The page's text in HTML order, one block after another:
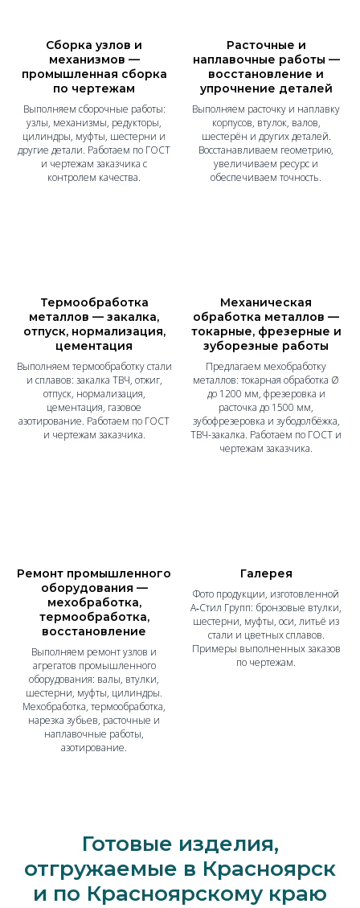
Сборка узлов и
механизмов —
промышленная сборка
по чертежам
Выполняем сборочные работы:
узлы, механизмы, редукторы,
цилиндры, муфты, шестерни и
другие детали. Работаем по ГОСТ
и чертежам заказчика с
контролем качества.
Расточные и
наплавочные работы —
восстановление и
упрочнение деталей
Выполняем расточку и наплавку
корпусов, втулок, валов,
шестерён и других деталей.
Восстанавливаем геометрию,
увеличиваем ресурс и
обеспечиваем точность.
Термообработка
металлов — закалка,
отпуск, нормализация,
цементация
Выполняем термообработку стали
и сплавов: закалка ТВЧ, отжиг,
отпуск, нормализация,
цементация, газовое
азотирование. Работаем по ГОСТ
и чертежам заказчика.
Механическая
обработка металлов —
токарные, фрезерные и
зуборезные работы
Предлагаем мехобработку
металлов: токарная обработка Ø
до 1200 мм, фрезеровка и
расточка до 1500 мм,
зубофрезеровка и зубодолбёжка,
ТВЧ-закалка. Работаем по ГОСТ и
чертежам заказчика.
Ремонт промышленного
оборудования —
мехобработка,
термообработка,
восстановление
Выполняем ремонт узлов и
агрегатов промышленного
оборудования: валы, втулки,
шестерни, муфты, цилиндры.
Мехобработка, термообработка,
нарезка зубьев, расточные и
наплавочные работы,
азотирование.
Галерея
Фото продукции, изготовленной
А‑Стил Групп: бронзовые втулки,
шестерни, муфты, оси, литьё из
стали и цветных сплавов.
Примеры выполненных заказов
по чертежам.
Готовые изделия,
отгружаемые в Красноярск
и по Красноярскому краю